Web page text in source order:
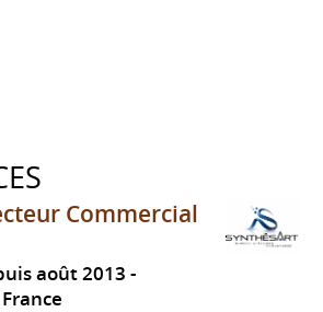
Commercial
août 2013
France